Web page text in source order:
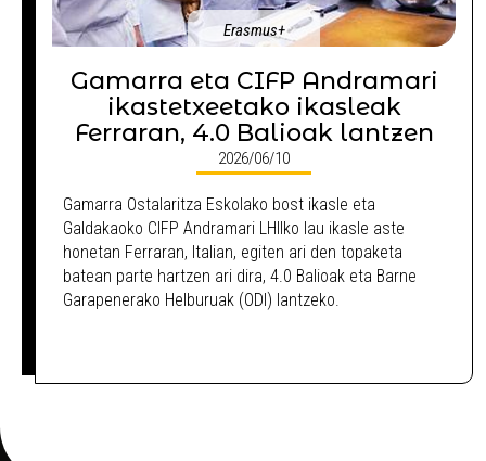
Erasmus+
Gamarra eta CIFP Andramari
ikastetxeetako ikasleak
Ferraran, 4.0 Balioak lantzen
2026/06/10
Gamarra Ostalaritza Eskolako bost ikasle eta
Galdakaoko CIFP Andramari LHIIko lau ikasle aste
honetan Ferraran, Italian, egiten ari den topaketa
batean parte hartzen ari dira, 4.0 Balioak eta Barne
Garapenerako Helburuak (ODI) lantzeko.